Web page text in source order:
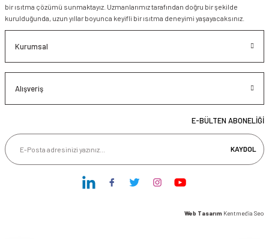
bir ısıtma çözümü sunmaktayız. Uzmanlarımız tarafından doğru bir şekilde
kurulduğunda, uzun yıllar boyunca keyifli bir ısıtma deneyimi yaşayacaksınız.
Kurumsal
Alışveriş
E-BÜLTEN ABONELİĞİ
KAYDOL
Web Tasarım Kentmedia Seo